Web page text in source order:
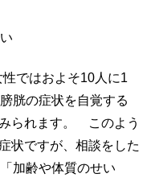
ではおよそ10人に1
胱の症状を自覚する
られます。 このよう
状ですが、相談をした
加齢や体質のせい